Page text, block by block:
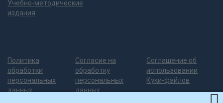
Учебно-методические
издания
Политика
обработки
персональных
данных
Согласие на
обработку
персональных
данных
Соглашение об
использовании
Куки-файлов